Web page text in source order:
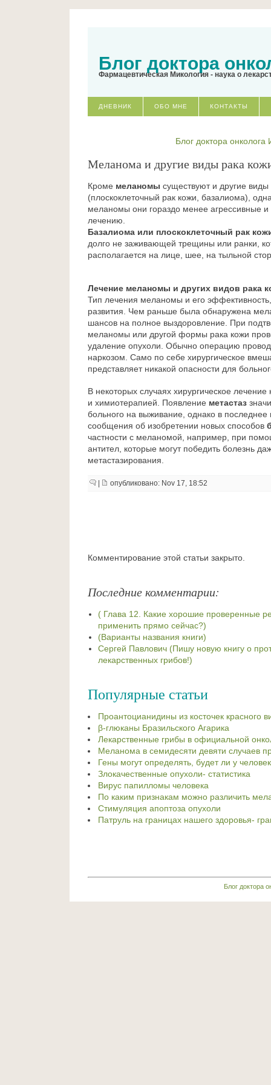
Блог доктора
Фармацевтическая Микология - наука о
ДНЕВНИК ОБО МНЕ КОНТАКТЫ
Блог доктора
Меланома и другие виды рака
Кроме меланомы существуют и другие виды
(плоскоклеточный рак кожи, базалиома),
меланомы они гораздо менее агрессивные
лечению.
Базалиома или плоскоклеточный рак
долго не заживающей трещины или ранки,
располагается на лице, шее, на тыльной
Лечение меланомы и других видов рака
Тип лечения меланомы и его эффективность,
развития. Чем раньше была обнаружена
шансов на полное выздоровление. При
меланомы или другой формы рака кожи
удаление опухоли. Обычно операцию
наркозом. Само по себе хирургическое
представляет никакой опасности для
В некоторых случаях хирургическое
и химиотерапией. Появление метастаз
больного на выживание, однако в последнее
сообщения об изобретении новых способов
частности с меланомой, например, при
антител, которые могут победить болезнь
метастазирования.
опубликовано: Nov 17, 18:52
Комментирование этой статьи закрыто.
Последние комментарии:
( Глава 12. Какие хорошие проверенные
применить прямо сейчас?)
(Варианты названия книги)
Сергей Павлович (Пишу новую книгу о
лекарственных грибов!)
Популярные статьи
Проантоцианидины из косточек красного
β-глюканы Бразильского Агарика
Лекарственные грибы в официальной
Меланома в семидесяти девяти случаев
Гены могут определять, будет ли у
Злокачественные опухоли- статистика
Вирус папилломы человека
По каким признакам можно различить
Стимуляция апоптоза опухоли
Патруль на границах нашего здоровья-
Блог доктора